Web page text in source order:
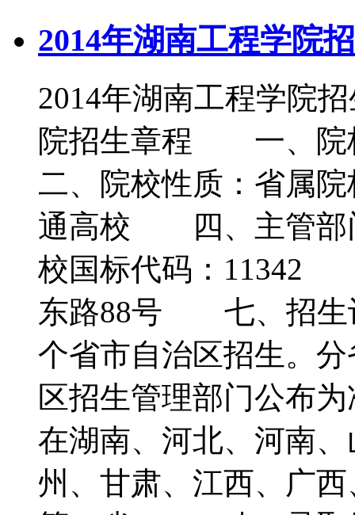
2014年湖南工程学院
2014年湖南工程学
院招生章程 一、
二、院校性质：省属
通高校 四、主管部
校国标代码：11342
东路88号 七、招生
个省市自治区招生。
区招生管理部门公布
在湖南、河北、河南
州、甘肃、江西、广